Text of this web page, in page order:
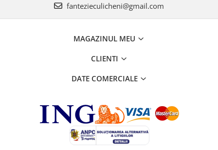
fantezieculicheni@gmail.com
MAGAZINUL MEU
CLIENTI
DATE COMERCIALE